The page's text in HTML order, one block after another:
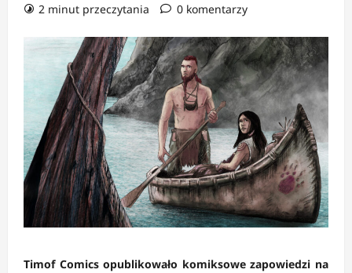
2 minut przeczytania
0 komentarzy
Timof Comics opublikowało komiksowe zapowiedzi na